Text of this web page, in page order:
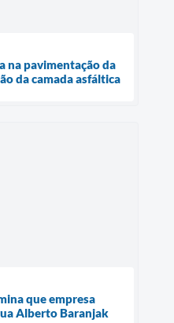
na pavimentação da
da camada asfáltica
que empresa
Alberto Baranjak